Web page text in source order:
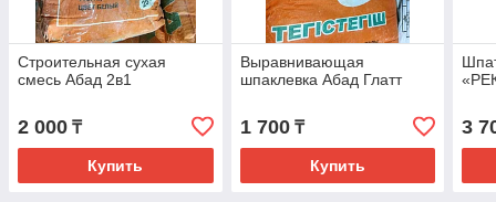
Строительная сухая
смесь Абад 2в1
2 000 ₸
Купить
Выравнивающая
шпаклевка Абад Глатт
1 700₸
Купить
3